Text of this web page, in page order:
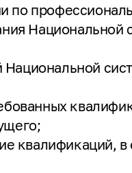
по
Национальной
Национальной
квалификаций,